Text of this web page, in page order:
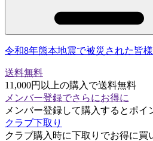
令和8年熊本地震で被災された皆
送料無料
11,000円以上の購入で送料無料
メンバー登録でさらにお得に
メンバー登録して購入するとポイ
クラブ下取り
クラブ購入時に下取りでお得に買